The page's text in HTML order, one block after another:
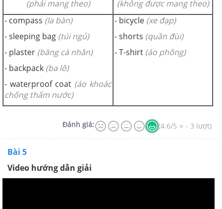
(phải mang theo)
(không được mang theo)
- compass (la bàn)
- sleeping bag (túi ngủ)
- plaster (băng cá nhân)
- backpack (ba lô)
- waterproof coat (áo khoác
chống thấm nước)
- bicycle (xe đạp)
- shorts (quần đùi)
- T-shirt (áo phông)
Đánh giá: (4.6/5 ⭐ - 3 lượt)
Bài 5
Video hướng dẫn giải